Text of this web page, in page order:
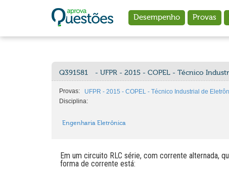
Desempenho Provas
Q391581 - UFPR - 2015 - COPEL - Técnico
Provas:
UFPR - 2015 - COPEL - Técnico Industrial de
Disciplina:
Engenharia Eletrônica
Em um circuito RLC série, com corrente alternada,
forma de corrente está: